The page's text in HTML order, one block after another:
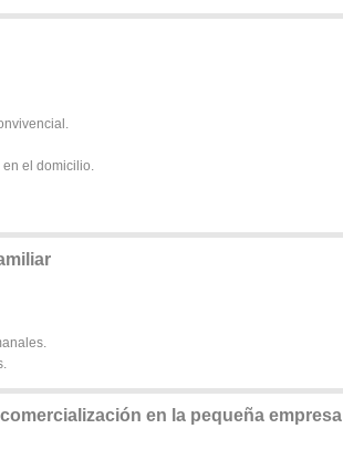
en el domicilio.
en la pequeña empresa